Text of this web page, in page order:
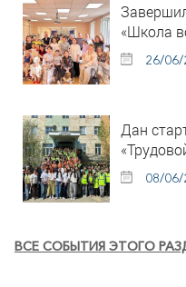
«Школа
26/06/
Дан
08/06/
ВСЕ СОБЫТИЯ ЭТОГО